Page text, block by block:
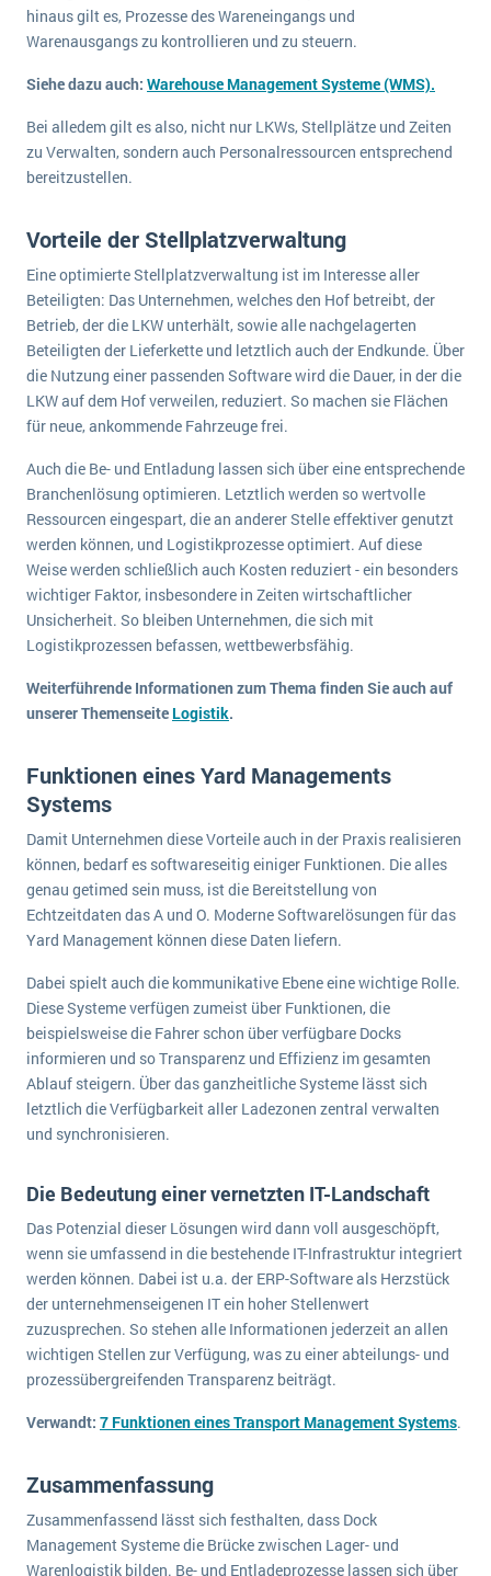
hinaus gilt es, Prozesse des Wareneingangs und
Warenausgangs zu kontrollieren und zu steuern.
Siehe dazu auch: Warehouse Management Systeme (WMS).
Bei alledem gilt es also, nicht nur LKWs, Stellplätze und Zeiten
zu Verwalten, sondern auch Personalressourcen entsprechend
bereitzustellen.
Vorteile der Stellplatzverwaltung
Eine optimierte Stellplatzverwaltung ist im Interesse aller
Beteiligten: Das Unternehmen, welches den Hof betreibt, der
Betrieb, der die LKW unterhält, sowie alle nachgelagerten
Beteiligten der Lieferkette und letztlich auch der Endkunde. Über
die Nutzung einer passenden Software wird die Dauer, in der die
LKW auf dem Hof verweilen, reduziert. So machen sie Flächen
für neue, ankommende Fahrzeuge frei.
Auch die Be- und Entladung lassen sich über eine entsprechende
Branchenlösung optimieren. Letztlich werden so wertvolle
Ressourcen eingespart, die an anderer Stelle effektiver genutzt
werden können, und Logistikprozesse optimiert. Auf diese
Weise werden schließlich auch Kosten reduziert - ein besonders
wichtiger Faktor, insbesondere in Zeiten wirtschaftlicher
Unsicherheit. So bleiben Unternehmen, die sich mit
Logistikprozessen befassen, wettbewerbsfähig.
Weiterführende Informationen zum Thema finden Sie auch auf
unserer Themenseite Logistik.
Funktionen eines Yard Managements
Systems
Damit Unternehmen diese Vorteile auch in der Praxis realisieren
können, bedarf es softwareseitig einiger Funktionen. Die alles
genau getimed sein muss, ist die Bereitstellung von
Echtzeitdaten das A und O. Moderne Softwarelösungen für das
Yard Management können diese Daten liefern.
Dabei spielt auch die kommunikative Ebene eine wichtige Rolle.
Diese Systeme verfügen zumeist über Funktionen, die
beispielsweise die Fahrer schon über verfügbare Docks
informieren und so Transparenz und Effizienz im gesamten
Ablauf steigern. Über das ganzheitliche Systeme lässt sich
letztlich die Verfügbarkeit aller Ladezonen zentral verwalten
und synchronisieren.
Die Bedeutung einer vernetzten IT-Landschaft
Das Potenzial dieser Lösungen wird dann voll ausgeschöpft,
wenn sie umfassend in die bestehende IT-Infrastruktur integriert
werden können. Dabei ist u.a. der ERP-Software als Herzstück
der unternehmenseigenen IT ein hoher Stellenwert
zuzusprechen. So stehen alle Informationen jederzeit an allen
wichtigen Stellen zur Verfügung, was zu einer abteilungs- und
prozessübergreifenden Transparenz beiträgt.
Verwandt: 7 Funktionen eines Transport Management Systems.
Zusammenfassung
Zusammenfassend lässt sich festhalten, dass Dock
Management Systeme die Brücke zwischen Lager- und
Warenlogistik bilden. Be- und Entladeprozesse lassen sich über